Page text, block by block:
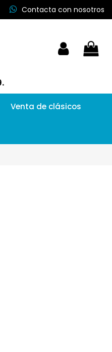
Contacta con nosotros
Venta de clásicos